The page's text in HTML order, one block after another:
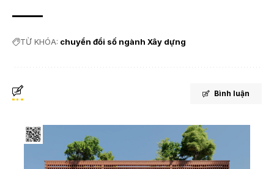
TỪ KHÓA: chuyển đổi số ngành Xây dựng
Bình luận